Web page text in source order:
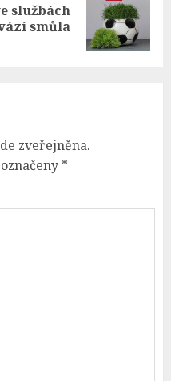
službách
smůla
zveřejněna.
*